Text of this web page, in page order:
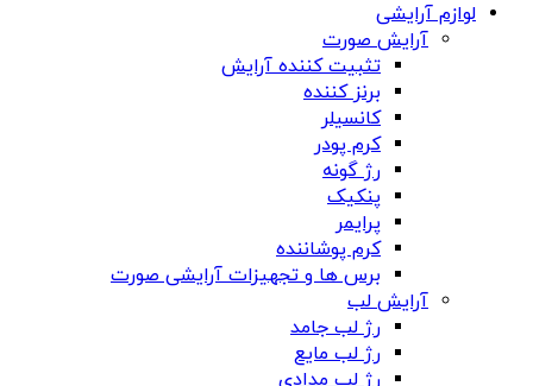
لوازم آرایشی
آرایش صورت
تثبیت کننده آرایش
برنز کننده
کانسیلر
کرم پودر
رژ گونه
پنکیک
پرایمر
کرم پوشاننده
برس ها و تجهیزات آرایشی صورت
آرایش لب
رژ لب جامد
رژ لب مایع
رژ لب مدادی